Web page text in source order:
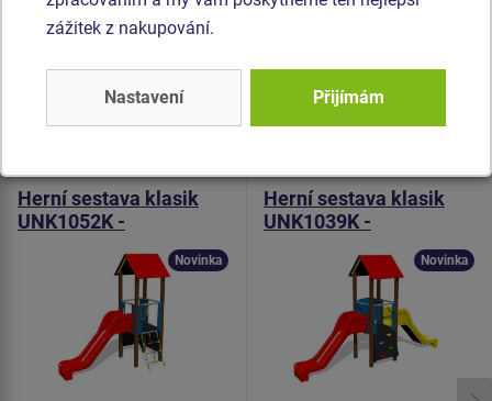
stálobarevnost i šetrný povrch pro kůži na rukou. Veškerý
spojovací materiál je pozinkovaný nebo nerezový.
Podobné zboží
Herní sestava klasik
UNK1052K -
Novinka
Herní sestava klasik
UNK1039K -
Novinka
zážitek z nakupování.
Nastavení Přijímám